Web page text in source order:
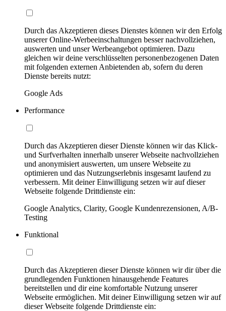
Durch das Akzeptieren dieses Dienstes können wir den Erfolg
unserer Online-Werbeeinschaltungen besser nachvollziehen,
auswerten und unser Werbeangebot optimieren. Dazu
gleichen wir deine verschlüsselten personenbezogenen Daten
mit folgenden externen Anbietenden ab, sofern du deren
Dienste bereits nutzt:
Google Ads
Performance
Durch das Akzeptieren dieser Dienste können wir das Klick-
und Surfverhalten innerhalb unserer Webseite nachvollziehen
und anonymisiert auswerten, um unsere Webseite zu
optimieren und das Nutzungserlebnis insgesamt laufend zu
verbessern. Mit deiner Einwilligung setzen wir auf dieser
Webseite folgende Drittdienste ein:
Google Analytics, Clarity, Google Kundenrezensionen, A/B-
Testing
Funktional
Durch das Akzeptieren dieser Dienste können wir dir über die
grundlegenden Funktionen hinausgehende Features
bereitstellen und dir eine komfortable Nutzung unserer
Webseite ermöglichen. Mit deiner Einwilligung setzen wir auf
dieser Webseite folgende Drittdienste ein: